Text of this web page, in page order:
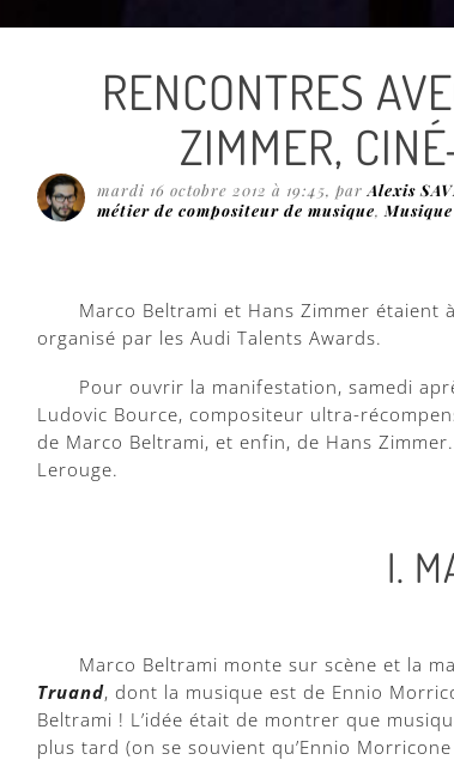
RENCONTRES
ZIMMER,
mardi 16 octobre 2012 à 19:45, par Alexis
métier de compositeur de musique,
Marco Beltrami et Hans Zimmer étaient
organisé par les Audi Talents Awards.
Pour ouvrir la manifestation, samedi
Ludovic Bource, compositeur ultra-
de Marco Beltrami, et enfin, de Hans
Lerouge.
I.
Marco Beltrami monte sur scène et la
Truand, dont la musique est de Ennio
Beltrami ! L’idée était de montrer que
plus tard (on se souvient qu’Ennio